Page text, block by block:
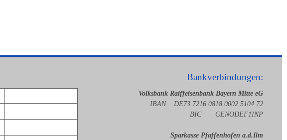
Bankverbindungen:
Volksbank Raiffeisenbank Bayern Mitte eG
IBAN DE73 7216 0818 0002 5104 72
BIC GENODEF1INP
Sparkasse Pfaffenhofen a.d.Ilm